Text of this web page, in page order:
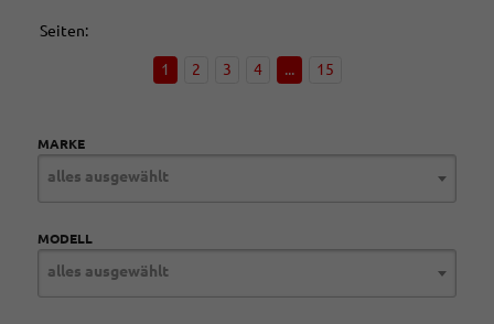
Seiten:
1 2 3 4 ... 15
MARKE
alles ausgewählt
MODELL
alles ausgewählt